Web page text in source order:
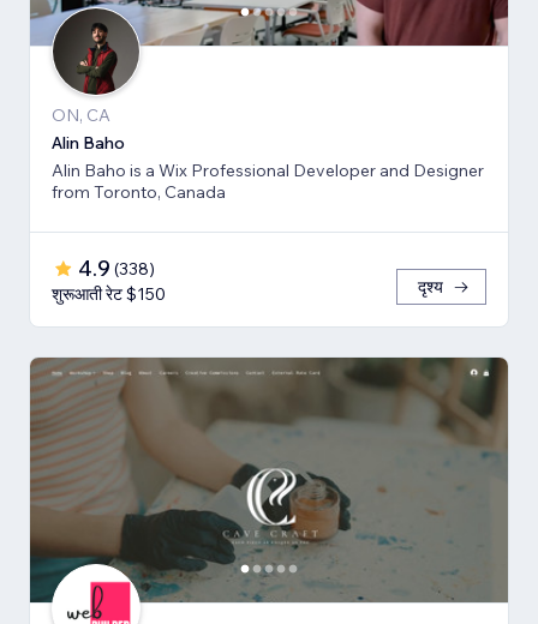
ON, CA
Alin Baho
Alin Baho is a Wix Professional Developer and Designer
from Toronto, Canada
4.9 (338)
शुरूआती रेट $150
दृश्य